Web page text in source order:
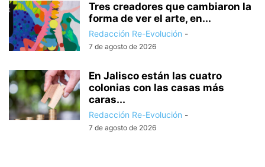
Tres creadores que cambiaron la
forma de ver el arte, en...
Redacción Re-Evolución -
7 de agosto de 2026
En Jalisco están las cuatro
colonias con las casas más
caras...
Redacción Re-Evolución -
7 de agosto de 2026